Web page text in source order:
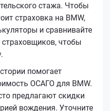
стажа. Чтобы
страховка на BMW,
и сравнивайте
чтобы
помогает
ОСАГО для BMW.
предлагают скидки
вождения. Уточните